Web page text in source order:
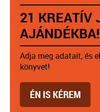
21 KREATÍV
AJÁNDÉKBA!
Adja meg adatait, és
könyvet!
ÉN IS KÉREM